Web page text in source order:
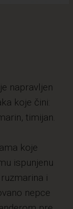
napravljen
koje čini:
timijan.
koje
ispunjenu
i
nepce